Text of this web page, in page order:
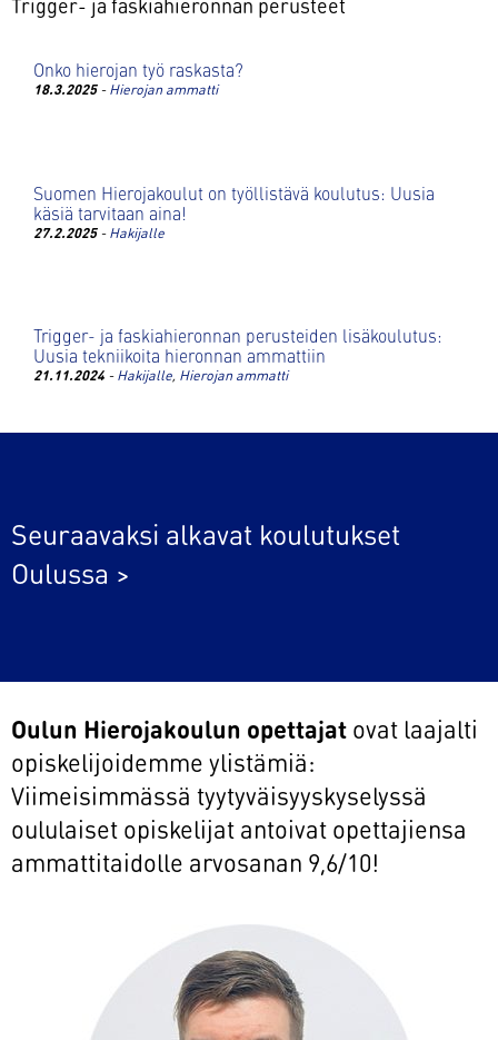
Trigger- ja faskiahieronnan perusteet
Onko hierojan työ raskasta?
18.3.2025- Hierojan ammatti
Suomen Hierojakoulut on työllistävä koulutus: Uusia
käsiä tarvitaan aina!
27.2.2025- Hakijalle
Trigger- ja faskiahieronnan perusteiden lisäkoulutus:
Uusia tekniikoita hieronnan ammattiin
21.11.2024 - Hakijalle, Hierojan ammatti
Seuraavaksi alkavat koulutukset
Oulussa >
Oulun Hierojakoulun opettajat ovat laajalti
opiskelijoidemme ylistämiä:
Viimeisimmässä tyytyväisyyskyselyssä
oululaiset opiskelijat antoivat opettajiensa
ammattitaidolle arvosanan 9,6/10!